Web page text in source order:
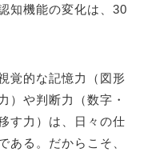
知機能の変化は、30
覚的な記憶力（図形
）や判断力（数字・
す力）は、日々の仕
ある。だからこそ、